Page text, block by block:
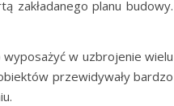
zakładanego planu budowy.
w uzbrojenie wielu
przewidywały bardzo